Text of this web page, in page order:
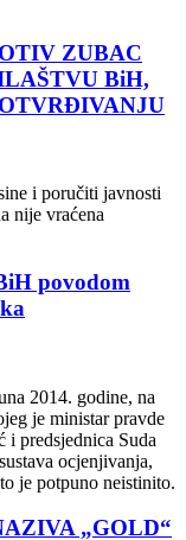
ZUBAC
BiH,
i poručiti javnosti
nije vraćena
povodom
2014. godine, na
je ministar pravde
predsjednica Suda
ocjenjivanja,
je potpuno neistinito.
„GOLD“